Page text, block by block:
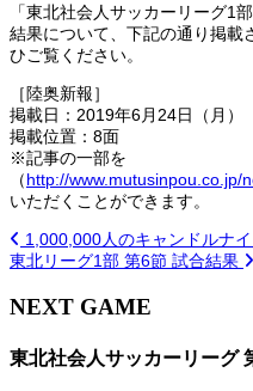
「東北社会人サッカーリーグ1
結果について、下記の通り掲載
ひご覧ください。
［陸奥新報］
掲載日：2019年6月24日（月）
掲載位置：8面
※記事の一部を
（http://www.mutusinpou.co.jp/
いただくことができます。
1,000,000人のキャンドルナ
東北リーグ1部 第6節 試合結果
NEXT GAME
東北社会人サッカーリーグ